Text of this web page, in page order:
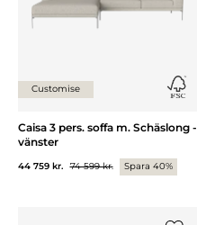
Customise
Caisa 3 pers. soffa m. Schäslong -
vänster
44 759 kr. 74 599 kr. Spara 40%